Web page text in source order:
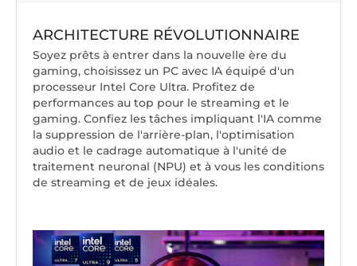
ARCHITECTURE RÉVOLUTIONNAIRE
Soyez prêts à entrer dans la nouvelle ère du
gaming, choisissez un PC avec IA équipé d'un
processeur Intel Core Ultra. Profitez de
performances au top pour le streaming et le
gaming. Confiez les tâches impliquant l'IA comme
la suppression de l'arrière-plan, l'optimisation
audio et le cadrage automatique à l'unité de
traitement neuronal (NPU) et à vous les conditions
de streaming et de jeux idéales.